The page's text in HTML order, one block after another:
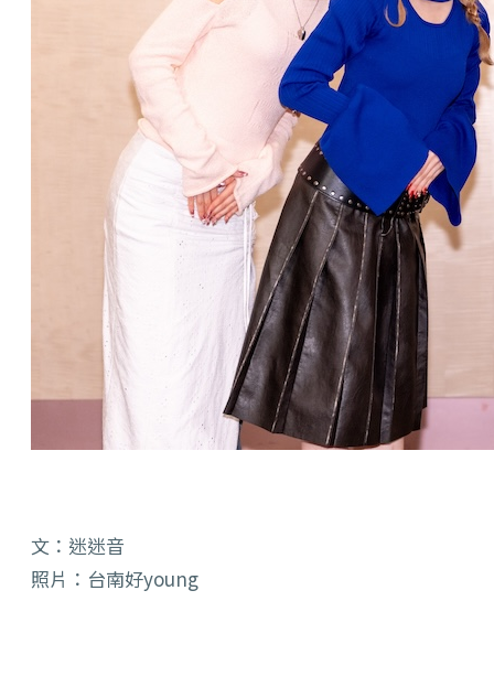
文：迷迷音
照片：台南好young